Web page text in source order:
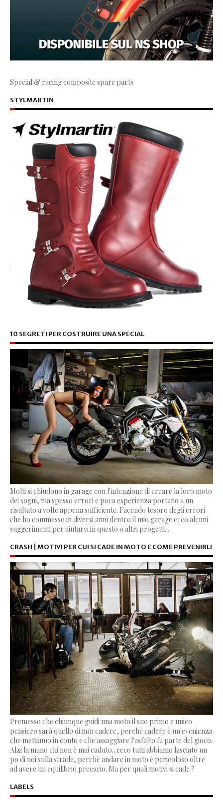
Special & racing composite spare parts
STYLMARTIN
10 SEGRETI PER COSTRUIRE UNA SPECIAL
Molti si chiudono in garage con l'intenzione di creare la loro moto
dei sogni, ma spesso errori e poca esperienza portano a un
risultato a volte appena sufficiente. Facendo tesoro degli errori
che ho commesso in diversi anni dentro il mio garage ecco alcuni
suggerimenti per aiutarvi in questo o altri progetti...
CRASH | MOTIVI PER CUI SI CADE IN MOTO E COME PREVENIRLI
Premesso che chiunque guidi una moto il suo primo e unico
pensiero sarà quello di non cadere, perchè cadere è un'evenienza
che mettiamo in conto e che assaggiare l'asfalto fa parte del gioco.
Alzi la mano chi non è mai caduto...ecco tutti abbiamo lasciato un
po di noi sulla strade, perchè andare in moto è pericoloso oltre
ad avere un equilibrio precario. Ma per quali motivi si cade ?
LABELS